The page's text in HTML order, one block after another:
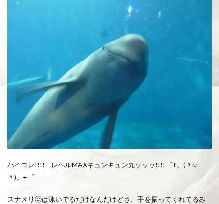
ハイコレ!!!! レベルMAXキュンキュン丸ッッッ!!!!゜+。(〃ω
〃)。+゜
スナメリⓒは泳いでるだけなんだけどさ、手を振ってくれてるみ